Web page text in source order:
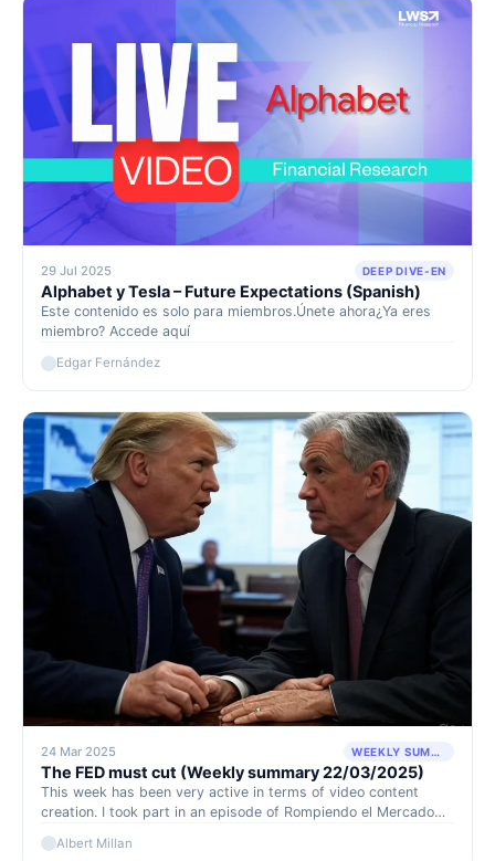
29 Jul 2025 DEEP DIVE-EN
Alphabet y Tesla – Future Expectations (Spanish)
Este contenido es solo para miembros.Únete ahora¿Ya eres
miembro? Accede aquí
Edgar Fernández
24 Mar 2025 WEEKLY SUMMARY
The FED must cut (Weekly summary 22/03/2025)
This week has been very active in terms of video content
creation. I took part in an episode of Rompiendo el Mercado
with the CEO of Dynacor, one of our core positions.
Albert Millan